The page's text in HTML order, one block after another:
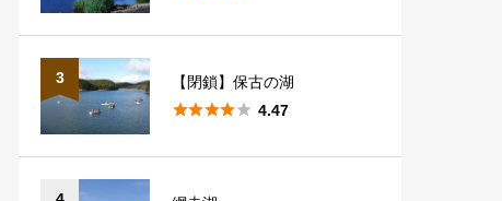
3
【閉鎖】保古の湖
 4.47